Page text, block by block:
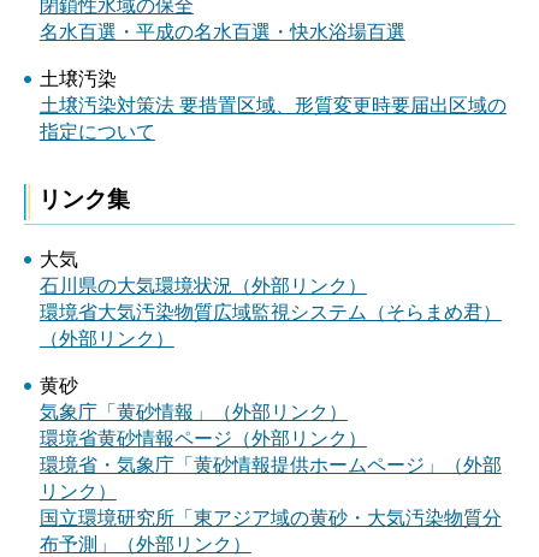
閉鎖性水域の保全
名水百選・平成の名水百選・快水浴場百選
土壌汚染
土壌汚染対策法 要措置区域、形質変更時要届出区域の
指定について
リンク集
大気
石川県の大気環境状況（外部リンク）
環境省大気汚染物質広域監視システム（そらまめ君）
（外部リンク）
黄砂
気象庁「黄砂情報」（外部リンク）
環境省黄砂情報ページ（外部リンク）
環境省・気象庁「黄砂情報提供ホームページ」（外部
リンク）
国立環境研究所「東アジア域の黄砂・大気汚染物質分
布予測」（外部リンク）